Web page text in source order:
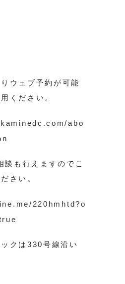
ウェブ予約が可能
ください。
abo
も行えますのでこ
さい。
220hmhtd?o
ックは330号線沿い